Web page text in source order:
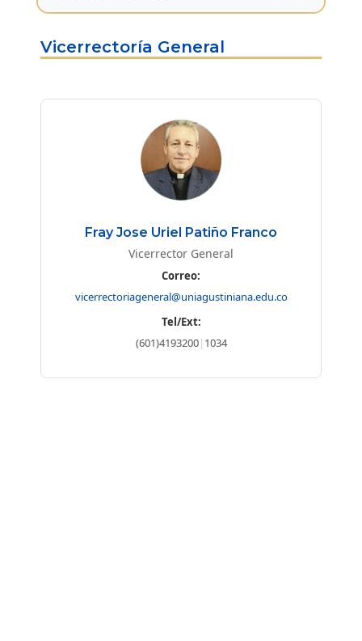
Vicerrectoría General
Fray Jose Uriel Patiño Franco
Vicerrector General
Correo:
vicerrectoriageneral@uniagustiniana.edu.co
Tel/Ext:
(601)4193200| 1034